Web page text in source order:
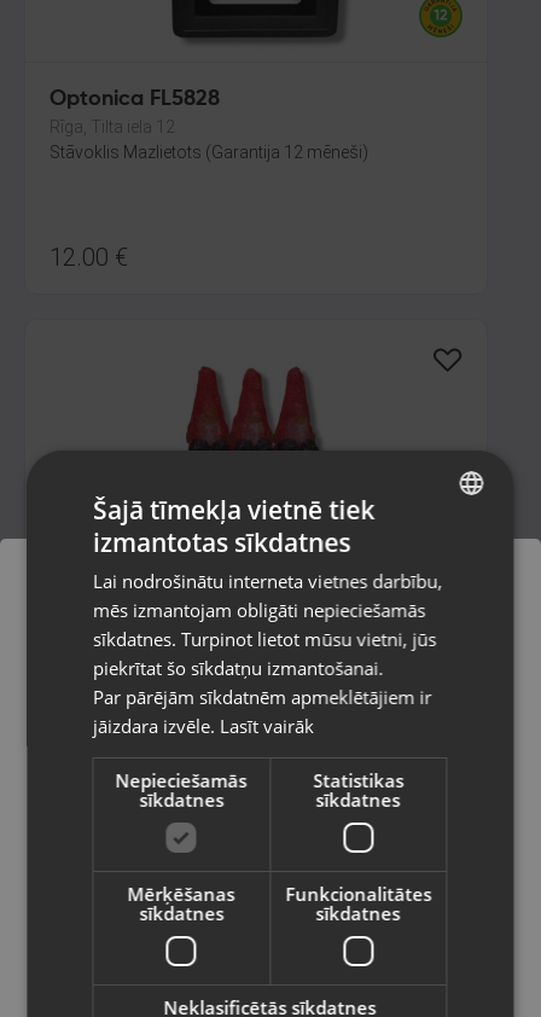
Optonica FL5828
Rīga, Tilta iela 12
Stāvoklis Mazlietots (Garantija 12 mēneši)
12.00 €
(Ziemassvētku vecītis)
Liepāja, Krūmu iela 32
Stāvoklis Jauns (Garantija 24 mēneši)
6.00€
Yato YT-81820
Pasūtījumi tiks piegādāti uz
izvēlēto valsti
Vietnes saturs būs attēlots izvēlētajā
valodā
Valsts
Latviešu / Latvian
RUSSIAN
Šajā tīmekļa vietnē tiek
izmantotas sīkdatnes
Lai nodrošinātu interneta vietnes darbību,
mēs izmantojam obligāti nepieciešamās
sīkdatnes. Turpinot lietot mūsu vietni, jūs
piekrītat šo sīkdatņu izmantošanai.
Par pārējām sīkdatnēm apmeklētājiem ir
jāizdara izvēle. Lasīt vairāk
Nepieciešamās
sīkdatnes
Statistikas
sīkdatnes
Mērķēšanas
sīkdatnes
Funkcionalitātes
sīkdatnes
Neklasificētās sīkdatnes